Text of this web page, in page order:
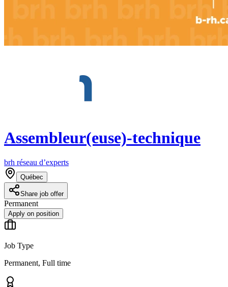
Assembleur(euse)-technique
brh réseau d’experts
Québec
Share job offer
Permanent
Apply on position
Job Type
Permanent, Full time